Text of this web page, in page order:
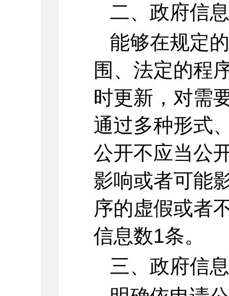
二、政府信
能够在规定
围、法定的程
时更新，对需
通过多种形式
公开不应当公
影响或者可能
序的虚假或者
信息数1条。
三、政府信